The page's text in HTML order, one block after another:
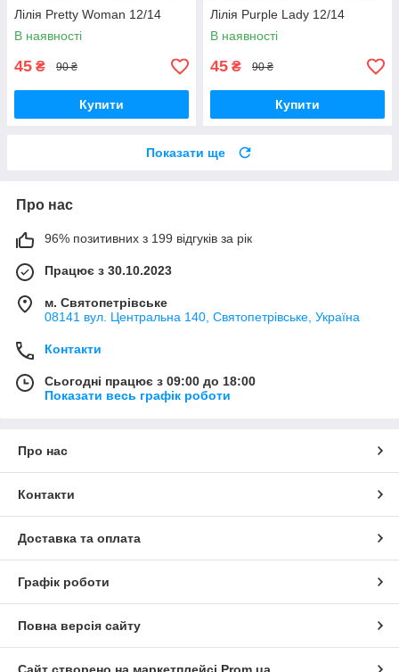
Лілія Pretty Woman 12/14
В наявності
45 ₴ 90 ₴
Купити
Лілія Purple Lady 12/14
В наявності
45 ₴ 90 ₴
Купити
Показати ще
Про нас
96% позитивних з 199 відгуків за рік
Працює з 30.10.2023
м. Святопетрівське
08141 вул. Центральна 140, Святопетрівське, Україна
Контакти
Сьогодні працює з 09:00 до 18:00
Показати весь графік роботи
Про нас
Контакти
Доставка та оплата
Графік роботи
Повна версія сайту